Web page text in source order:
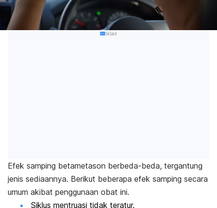
Iklan
Efek samping betametason berbeda-beda, tergantung
jenis sediaannya. Berikut beberapa efek samping secara
umum akibat penggunaan obat ini.
Siklus mentruasi tidak teratur.